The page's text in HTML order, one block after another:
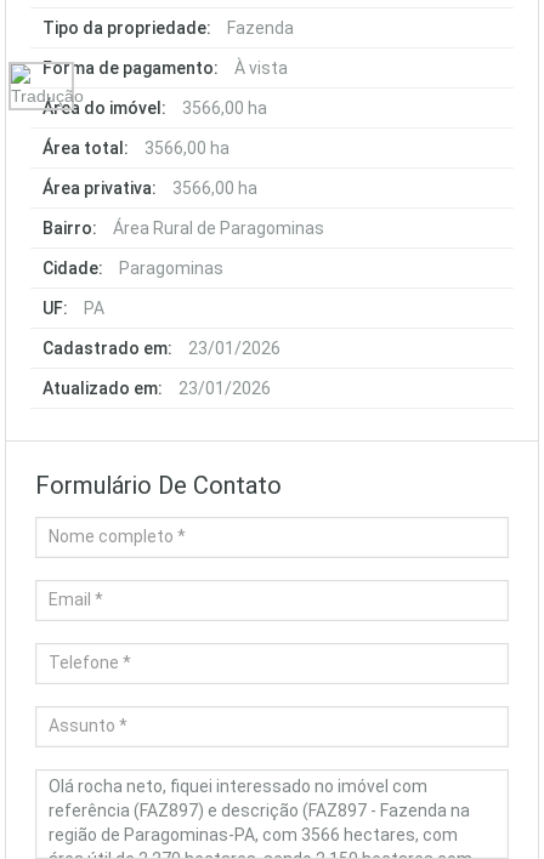
Tipo da propriedade: Fazenda
Forma de pagamento: À vista
Área do imóvel: 3566,00 ha
Área total: 3566,00 ha
Área privativa: 3566,00 ha
Bairro: Área Rural de Paragominas
Cidade: Paragominas
UF: PA
Cadastrado em: 23/01/2026
Atualizado em: 23/01/2026
Formulário De Contato